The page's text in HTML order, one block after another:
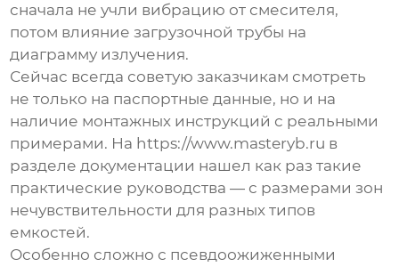
сначала не учли вибрацию от смесителя,
потом влияние загрузочной трубы на
диаграмму излучения.
Сейчас всегда советую заказчикам смотреть
не только на паспортные данные, но и на
наличие монтажных инструкций с реальными
примерами. На https://www.masteryb.ru в
разделе документации нашел как раз такие
практические руководства — с размерами зон
нечувствительности для разных типов
емкостей.
Особенно сложно с псевдоожиженными